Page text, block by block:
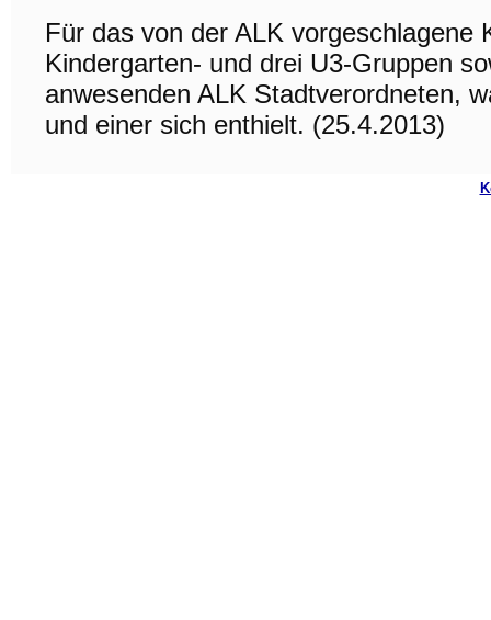
Für das von der ALK vorgeschlagene
Kindergarten- und drei U3-Gruppen
anwesenden ALK Stadtverordneten,
und einer sich enthielt. (25.4.2013)